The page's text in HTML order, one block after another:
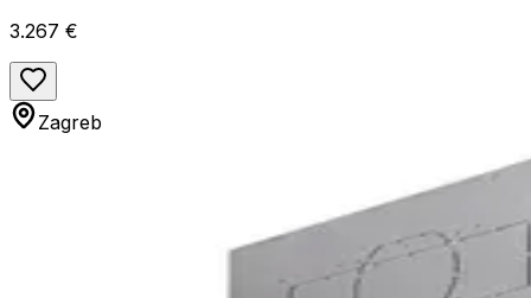
3.267 €
Zagreb